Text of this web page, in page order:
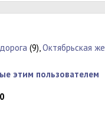
(9),Октябрьская
этим пользователем